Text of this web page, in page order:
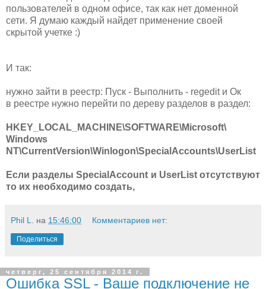
пользователей в одном офисе, так как нет доменной
сети. Я думаю каждый найдет применение своей
скрытой учетке :)
И так:
нужно зайти в реестр: Пуск - Выполнить - regedit и Ок
в реестре нужно перейти по дереву разделов в раздел:
HKEY_LOCAL_MACHINE\SOFTWARE\Microsoft\
Windows
NT\CurrentVersion\Winlogon\SpecialAccounts\UserList
Если разделы SpecialAccount и UserList отсутствуют
то их необходимо создать,
Phil L. на 15:46:00 Комментариев нет:
Поделиться
четверг, 25 сентября 2014 г.
Ошибка SSL - Ваше подключение не